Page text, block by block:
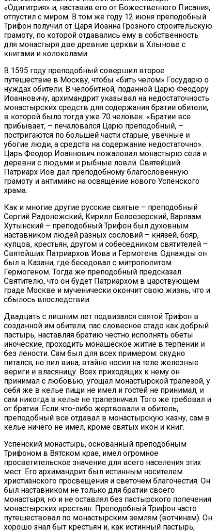
«Одигитрия» и, наставив его от Божественного Писания,
отпустил с миром. В том же году 12 июня преподобный
Трифон получил от Царя Иоанна Грозного строительскую
грамоту, по которой отдавались ему в собственность
для монастыря две древние церкви в Хлынове с
книгами и колоколами.
В 1595 году преподобный совершил второе
путешествие в Москву, чтобы «бить челом» Государю о
нуждах обители. В челобитной, поданной Царю Феодору
Иоанновичу, архимандрит указывал на недостаточность
монастырских средств для содержания братии обители,
в которой было тогда уже 70 человек. «Братии все
прибывает, – печаловался Царю преподобный, –
постригаются по большей части старые, увечные и
убогие люди, а средств на содержание недостаточно».
Царь Феодор Иоаннович пожаловал монастырю села и
деревни с людьми и рыбные ловли. Святейший
Патриарх Иов дал преподобному благословенную
грамоту и антиминс на освящение нового Успенского
храма.
Как и многие другие русские святые – преподобный
Сергий Радонежский, Кирилл Белоезерский, Варлаам
Хутынский – преподобный Трифон был духовным
наставником людей разных сословий – князей, бояр,
купцов, крестьян, другом и собеседником святителей –
Святейших Патриархов Иова и Гермогена. Однажды он
был в Казани, где беседовал с митрополитом
Гермогеном. Тогда же преподобный предсказал
Святителю, что он будет Патриархом в царствующем
граде Москве и мученически окончит свою жизнь, что и
сбылось впоследствии.
Двадцать с лишним лет подвизался святой Трифон в
созданной им обители, пас словесное стадо как добрый
пастырь, наставляя братию честно исполнять обеты
иноческие, проходить монашеское житие в терпении и
без лености. Сам был для всех примером: скудно
питался, не пил вина, втайне носил на теле железные
вериги и власяницу. Всех приходящих к нему он
принимал с любовью, угощал монастырской трапезой, у
себя же в келье пищи не имел и гостей не принимал, и
сам никогда в келье не трапезничал. Того же требовал и
от братии. Если что-либо жертвовали в обитель,
преподобный все отдавал в монастырскую казну, сам в
келье ничего не имел, кроме святых икон и книг.
Успенский монастырь, основанный преподобным
Трифоном в Вятском крае, имел огромное
просветительское значение для всего населения этих
мест. Его архимандрит был истинным носителем
христианского просвещения и светочем благочестия. Он
был наставником не только для братии своего
монастыря, но и не оставлял без пастырского попечения
монастырских крестьян. Преподобный Трифон часто
путешествовал по монастырским землям (вотчинам). Он
хорошо знал быт крестьян и, как истинный пастырь,